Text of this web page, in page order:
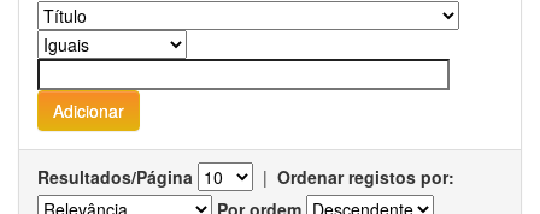
Resultados/Página | Ordenar registos por:
Por ordem